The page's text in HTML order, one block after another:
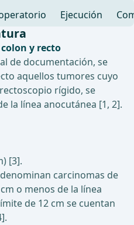
Ejecución
y recto
de documentación, se
aquellos tumores cuyo
rígido, se
la línea anocutánea [1, 2].
[3].
denominan carcinomas de
o menos de la línea
de 12 cm se cuentan